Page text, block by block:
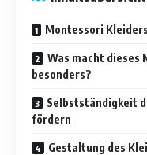
Montessori
Was macht dieses
besonders?
Selbstständigkeit
fördern
Gestaltung des